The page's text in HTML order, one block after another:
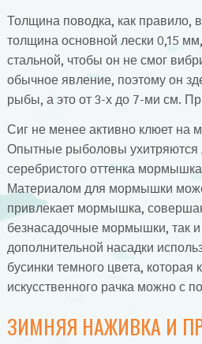
Толщина поводка, как правило,
толщина основной лески 0,15
стальной, чтобы он не смог
обычное явление, поэтому он
рыбы, а это от 3-х до 7-ми см.
Сиг не менее активно клюет на
Опытные рыболовы ухитряются
серебристого оттенка
Материалом для мормышки
привлекает мормышка,
безнасадочные мормышки, так
дополнительной насадки
бусинки темного цвета,
искусственного рачка можно с
ЗИМНЯЯ НАЖИВКА И